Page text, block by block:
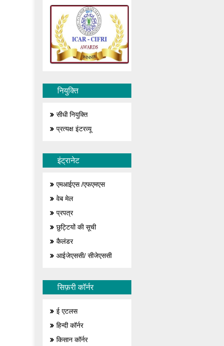
नियुक्ति
सीधी नियुक्ति
प्रत्यक्ष इंटरव्यू
इंट्रानेट
एमआईएस /एफएमएस
वेब मेल
प्रपत्र
छुट्टियों की सूची
कैलंडर
आईजेएससी/ सीजेएससी
सिफ़री कॉर्नर
ई एटलस
हिन्दी कॉर्नर
किसान कॉर्नर